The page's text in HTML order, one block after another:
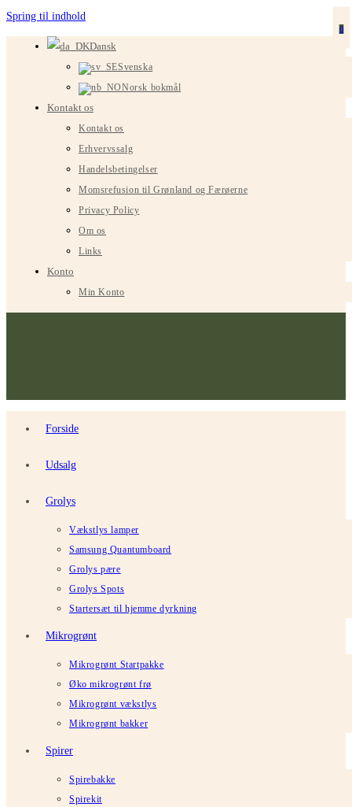
Spring til indhold
Dansk
Svenska
Norsk bokmål
Kontakt os
Kontakt os
Erhvervssalg
Handelsbetingelser
Momsrefusion til Grønland og Færøerne
Privacy Policy
Om os
Links
Konto
Min Konto
Forside
Udsalg
Grolys
Vækstlys lamper
Samsung Quantumboard
Grolys pære
Grolys Spots
Startersæt til hjemme dyrkning
Mikrogrønt
Mikrogrønt Startpakke
Øko mikrogrønt frø
Mikrogrønt vækstlys
Mikrogrønt bakker
Spirer
Spirebakke
Spirekit
0